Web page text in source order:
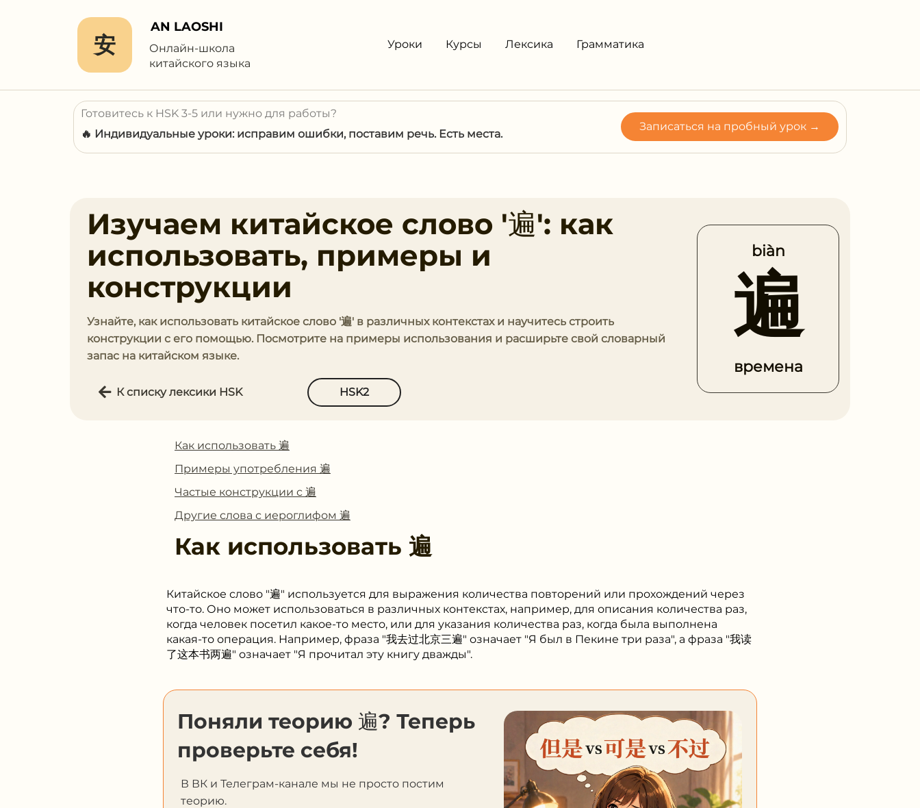
安
AN LAOSHI
Онлайн-школа
китайского языка
Уроки Курсы Лексика Грамматика
Готовитесь к HSK 3-5 или нужно для работы?
🔥 Индивидуальные уроки: исправим ошибки, поставим речь. Есть места.
Записаться на пробный урок →
Изучаем китайское слово '遍': как
использовать, примеры и
конструкции
Узнайте, как использовать китайское слово '遍' в различных контекстах и научитесь строить
конструкции с его помощью. Посмотрите на примеры использования и расширьте свой словарный
запас на китайском языке.
К списку лексики HSK HSK2
biàn
遍
времена
Как использовать 遍
Примеры употребления 遍
Частые конструкции с 遍
Другие слова с иероглифом 遍
Как использовать 遍
Китайское слово "遍" используется для выражения количества повторений или прохождений через
что-то. Оно может использоваться в различных контекстах, например, для описания количества раз,
когда человек посетил какое-то место, или для указания количества раз, когда была выполнена
какая-то операция. Например, фраза "我去过北京三遍" означает "Я был в Пекине три раза", а фраза "我读
了这本书两遍" означает "Я прочитал эту книгу дважды".
Поняли теорию 遍? Теперь
проверьте себя!
В ВК и Телеграм-канале мы не просто постим
теорию.